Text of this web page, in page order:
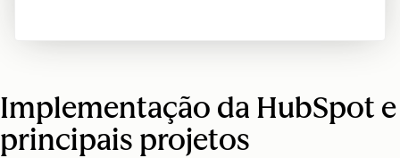
Implementação da HubSpot e
principais projetos